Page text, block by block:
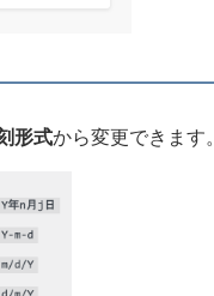
形式から変更できます。